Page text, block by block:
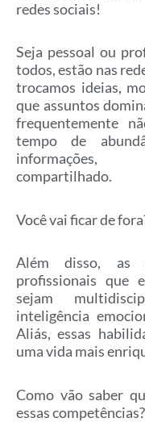
redes sociais!
Seja pessoal ou
todos, estão nas
trocamos ideias,
que assuntos
frequentemente
tempo de
informações,
compartilhado.
Você vai ficar de
Além disso, as
profissionais que
sejam
inteligência
Aliás, essas
uma vida mais
Como vão saber
essas competências?